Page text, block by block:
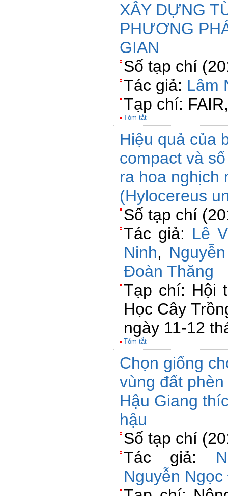
XÂY DỰNG
PHƯƠNG
GIAN
Số tạp chí
Tác giả: Lâm
Tạp chí:
Tóm tắt
Hiệu quả của
compact và
ra hoa nghịch
(Hylocereus
Số tạp chí
Tác giả: Lê
Ninh,
Đoàn Thăng
Tạp chí: Hội
Học Cây
ngày 11-12
Tóm tắt
Chọn giống
vùng đất
Hậu Giang
hậu
Số tạp chí
Tác giả:
Nguyễn